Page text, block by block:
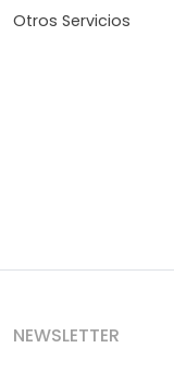
Otros Servicios
NEWSLETTER